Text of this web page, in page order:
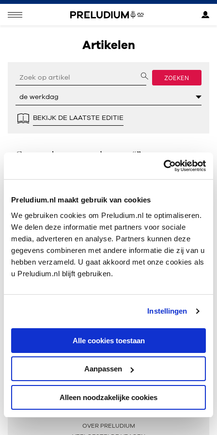
Preludium.nl maakt gebruik van cookies
We gebruiken cookies om Preludium.nl te optimaliseren.
We delen deze informatie met partners voor sociale
media, adverteren en analyse. Partners kunnen deze
gegevens combineren met andere informatie die zij van u
hebben verzameld. U gaat akkoord met onze cookies als
u Preludium.nl blijft gebruiken.
Instellingen
Alle cookies toestaan
Aanpassen
Alleen noodzakelijke cookies
Artikelen
ZOEKEN
BEKIJK DE LAATSTE EDITIE
Geen resultaten gevonden voor “”.
Meer informatie
OVER PRELUDIUM